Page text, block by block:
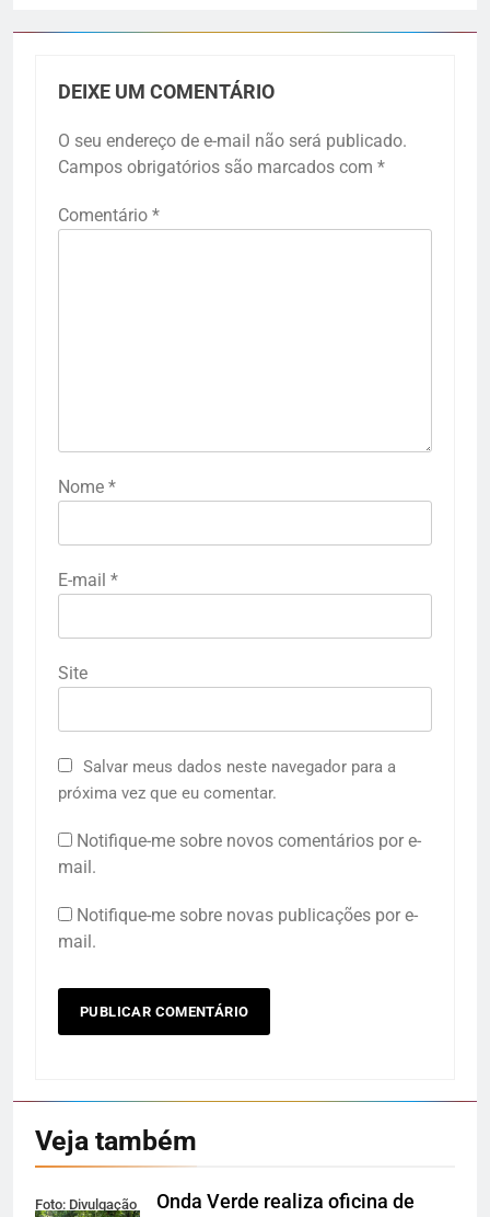
DEIXE UM COMENTÁRIO
O seu endereço de e-mail não será publicado.
Campos obrigatórios são marcados com *
Comentário *
Nome *
E-mail *
Site
Salvar meus dados neste navegador para a
próxima vez que eu comentar.
Notifique-me sobre novos comentários por e-
mail.
Notifique-me sobre novas publicações por e-
mail.
Veja também
Foto: Divulgação
Onda Verde realiza oficina de